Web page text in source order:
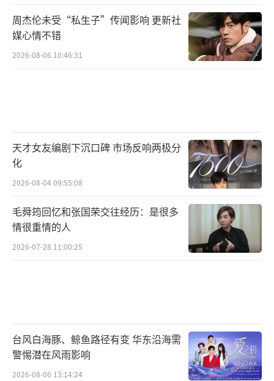
周杰伦未受“私生子”传闻影响 更新社
媒心情不错
2026-08-06 10:46:31
天才女友编剧下沉口碑 市场反响两极分
化
2026-08-04 09:55:08
毛舜筠回忆和张国荣交往经历：是很多
情很重情的人
2026-07-28 11:00:25
台风白海豚、鲸鱼路径有变 华东沿海需
警惕潜在风雨影响
2026-08-06 13:14:24